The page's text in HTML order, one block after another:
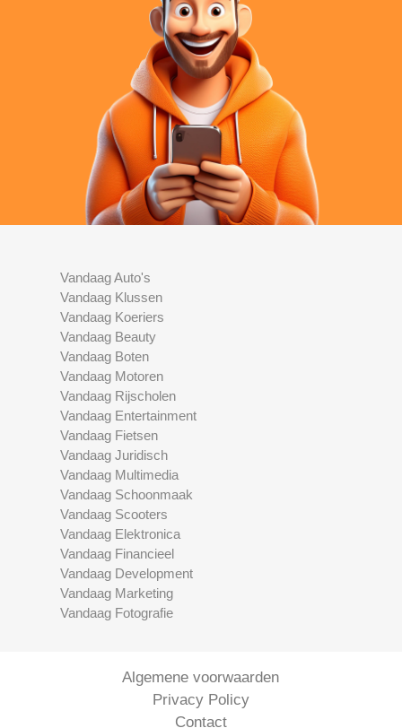
Vandaag Auto's
Vandaag Klussen
Vandaag Koeriers
Vandaag Beauty
Vandaag Boten
Vandaag Motoren
Vandaag Rijscholen
Vandaag Entertainment
Vandaag Fietsen
Vandaag Juridisch
Vandaag Multimedia
Vandaag Schoonmaak
Vandaag Scooters
Vandaag Elektronica
Vandaag Financieel
Vandaag Development
Vandaag Marketing
Vandaag Fotografie
Algemene voorwaarden
Privacy Policy
Contact